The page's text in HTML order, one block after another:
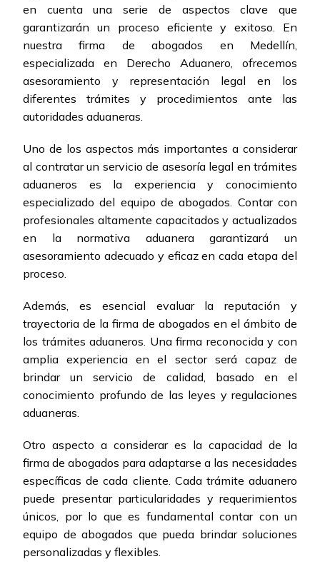
en cuenta una serie de aspectos clave que
garantizarán un proceso eficiente y exitoso. En
nuestra firma de abogados en Medellín,
especializada en Derecho Aduanero, ofrecemos
asesoramiento y representación legal en los
diferentes trámites y procedimientos ante las
autoridades aduaneras.
Uno de los aspectos más importantes a considerar
al contratar un servicio de asesoría legal en trámites
aduaneros es la experiencia y conocimiento
especializado del equipo de abogados. Contar con
profesionales altamente capacitados y actualizados
en la normativa aduanera garantizará un
asesoramiento adecuado y eficaz en cada etapa del
proceso.
Además, es esencial evaluar la reputación y
trayectoria de la firma de abogados en el ámbito de
los trámites aduaneros. Una firma reconocida y con
amplia experiencia en el sector será capaz de
brindar un servicio de calidad, basado en el
conocimiento profundo de las leyes y regulaciones
aduaneras.
Otro aspecto a considerar es la capacidad de la
firma de abogados para adaptarse a las necesidades
específicas de cada cliente. Cada trámite aduanero
puede presentar particularidades y requerimientos
únicos, por lo que es fundamental contar con un
equipo de abogados que pueda brindar soluciones
personalizadas y flexibles.